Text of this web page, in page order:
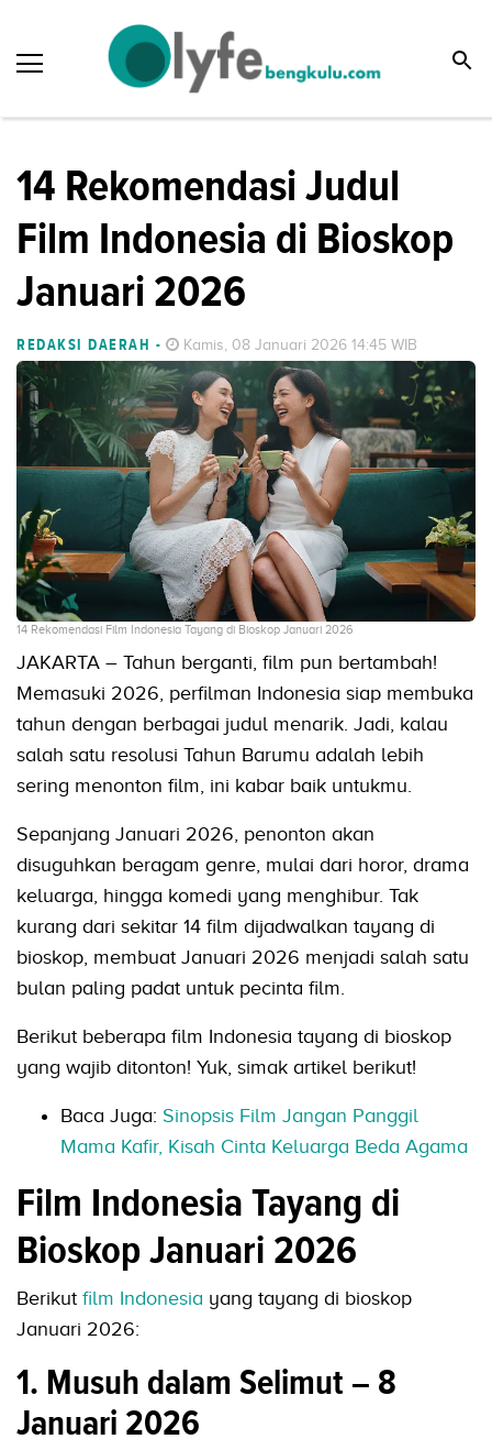
14 Rekomendasi Judul
Film Indonesia di Bioskop
Januari 2026
REDAKSI DAERAH - Kamis, 08 Januari 2026 14:45 WIB
14 Rekomendasi Film Indonesia Tayang di Bioskop Januari 2026
JAKARTA – Tahun berganti, film pun bertambah!
Memasuki 2026, perfilman Indonesia siap membuka
tahun dengan berbagai judul menarik. Jadi, kalau
salah satu resolusi Tahun Barumu adalah lebih
sering menonton film, ini kabar baik untukmu.
Sepanjang Januari 2026, penonton akan
disuguhkan beragam genre, mulai dari horor, drama
keluarga, hingga komedi yang menghibur. Tak
kurang dari sekitar 14 film dijadwalkan tayang di
bioskop, membuat Januari 2026 menjadi salah satu
bulan paling padat untuk pecinta film.
Berikut beberapa film Indonesia tayang di bioskop
yang wajib ditonton! Yuk, simak artikel berikut!
Baca Juga: Sinopsis Film Jangan Panggil
Mama Kafir, Kisah Cinta Keluarga Beda Agama
Film Indonesia Tayang di
Bioskop Januari 2026
Berikut film Indonesia yang tayang di bioskop
Januari 2026:
1. Musuh dalam Selimut – 8
Januari 2026